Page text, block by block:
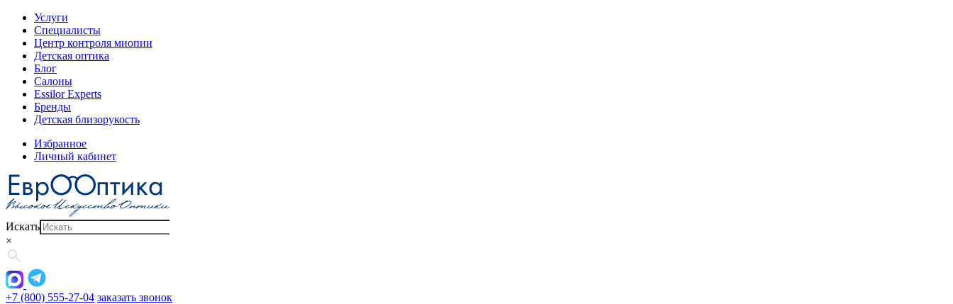
Услуги
Специалисты
Центр контроля миопии
Детская оптика
Блог
Салоны
Essilor Experts
Бренды
Детская близорукость
Избранное
Личный кабинет
Искать
×
+7 (800) 555-27-04 заказать звонок